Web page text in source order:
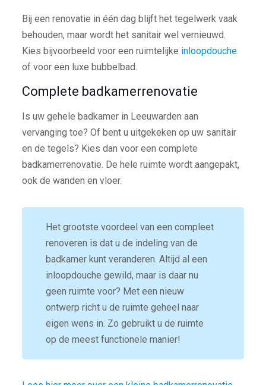
Bij een renovatie in één dag blijft het tegelwerk vaak
behouden, maar wordt het sanitair wel vernieuwd.
Kies bijvoorbeeld voor een ruimtelijke inloopdouche
of voor een luxe bubbelbad.
Complete badkamerrenovatie
Is uw gehele badkamer in Leeuwarden aan
vervanging toe? Of bent u uitgekeken op uw sanitair
en de tegels? Kies dan voor een complete
badkamerrenovatie. De hele ruimte wordt aangepakt,
ook de wanden en vloer.
Het grootste voordeel van een compleet
renoveren is dat u de indeling van de
badkamer kunt veranderen. Altijd al een
inloopdouche gewild, maar is daar nu
geen ruimte voor? Met een nieuw
ontwerp richt u de ruimte geheel naar
eigen wens in. Zo gebruikt u de ruimte
op de meest functionele manier!